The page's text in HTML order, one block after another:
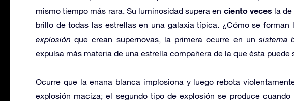
mismo tiempo más rara. Su luminosidad supera en ciento veces la
brillo de todas las estrellas en una galaxia típica. ¿Cómo se forman
explosión que crean supernovas, la primera ocurre en un sistema
expulsa más materia de una estrella compañera de la que ésta puede
Ocurre que la enana blanca implosiona y luego rebota
explosión maciza; el segundo tipo de explosión se produce